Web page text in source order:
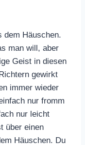
dem Häuschen.
man will, aber
Geist in diesen
gewirkt
immer wieder
nur fromm
nur leicht
über einen
Häuschen. Du